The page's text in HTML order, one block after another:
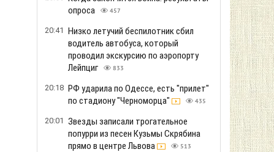
опроса
457
20:41 Низко летучий беспилотник сбил
водитель автобуса, который
проводил экскурсию по аэропорту
Лейпциг
833
20:18 РФ ударила по Одессе, есть "прилет"
по стадиону "Черноморца"
435
20:01 Звезды записали трогательное
попурри из песен Кузьмы Скрябина
прямо в центре Львова
513